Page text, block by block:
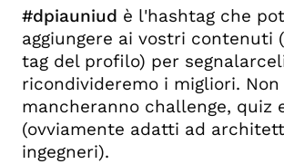
#dpiauniud è l'hashtag che
aggiungere ai vostri contenuti
tag del profilo) per
ricondivideremo i migliori. Non
mancheranno challenge, quiz
(ovviamente adatti ad
ingegneri).